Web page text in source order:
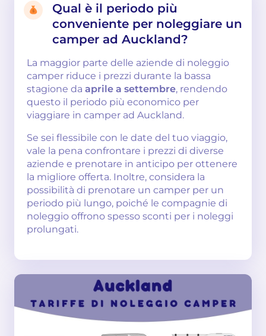
Qual è il periodo più
conveniente per noleggiare un
camper ad Auckland?
La maggior parte delle aziende di noleggio
camper riduce i prezzi durante la bassa
stagione da aprile a settembre, rendendo
questo il periodo più economico per
viaggiare in camper ad Auckland.
Se sei flessibile con le date del tuo viaggio,
vale la pena confrontare i prezzi di diverse
aziende e prenotare in anticipo per ottenere
la migliore offerta. Inoltre, considera la
possibilità di prenotare un camper per un
periodo più lungo, poiché le compagnie di
noleggio offrono spesso sconti per i noleggi
prolungati.